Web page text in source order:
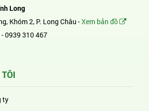
Long
Khóm 2, P. Long Châu -Xem bản đồ
-0939 310 467
ty